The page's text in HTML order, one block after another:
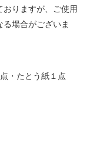
りますが、ご使用
場合がございま
・たとう紙１点